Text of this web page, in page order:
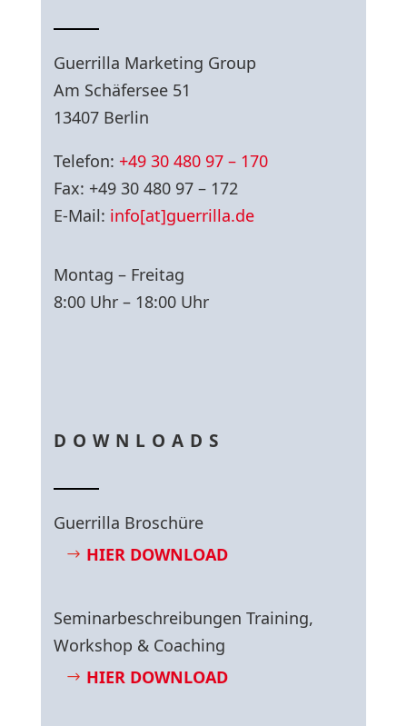
Guerrilla Marketing Group
Am Schäfersee 51
13407 Berlin
Telefon: +49 30 480 97 – 170
Fax: +49 30 480 97 – 172
E-Mail: info[at]guerrilla.de
Montag – Freitag
8:00 Uhr – 18:00 Uhr
DOWNLOADS
Guerrilla Broschüre
HIER DOWNLOAD
Seminarbeschreibungen Training,
Workshop & Coaching
HIER DOWNLOAD